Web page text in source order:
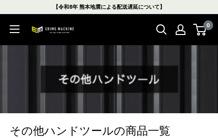
ン
【令和8年 熊本地震による配送遅延について】
エ
0
その他ハンドツールの商品一覧